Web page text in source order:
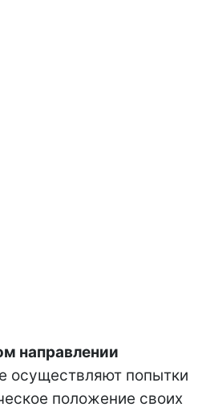
направлении
осуществляют попытки
положение своих